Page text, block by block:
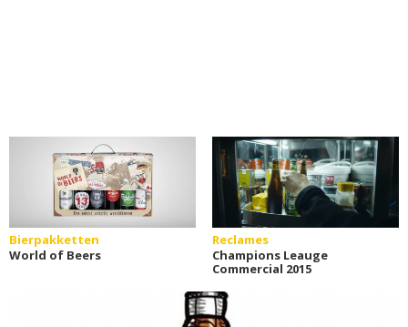
Bierpakketten
World of Beers
Reclames
Champions Leauge
Commercial 2015